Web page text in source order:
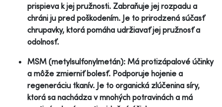
prispieva k jej pružnosti. Zabraňuje jej rozpadu a
chráni ju pred poškodením. Je to prirodzená súčasť
chrupavky, ktorá pomáha udržiavať jej pružnosť a
odolnosť.
MSM (metylsulfonylmetán): Má protizápalové účinky
a môže zmierniť bolesť. Podporuje hojenie a
regeneráciu tkanív. Je to organická zlúčenina síry,
ktorá sa nachádza v mnohých potravinách a má